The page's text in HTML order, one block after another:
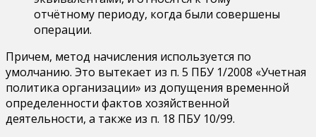
отчётному периоду, когда были совершены
операции.
Причем, метод начисления используется по
умолчанию. Это вытекает из п. 5 ПБУ 1/2008 «Учетная
политика организации» из допущения временной
определенности фактов хозяйственной
деятельности, а также из п. 18 ПБУ 10/99.